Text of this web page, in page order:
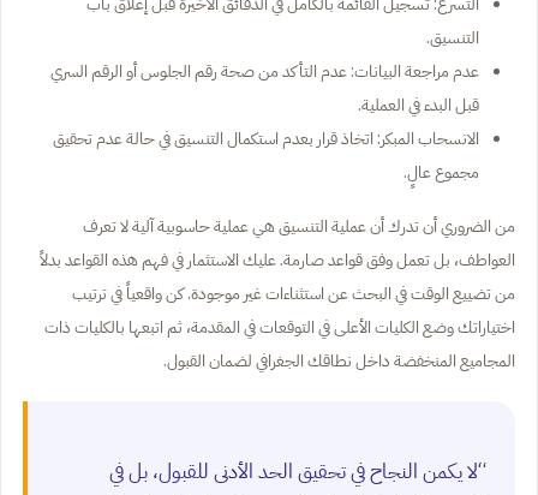
التنسيق.
عدم مراجعة البيانات: عدم التأكد من صحة رقم الجلوس أو الرقم السري
قبل البدء في العملية.
الانسحاب المبكر: اتخاذ قرار بعدم استكمال التنسيق في حالة عدم تحقيق
مجموع عالٍ.
من الضروري أن تدرك أن عملية التنسيق هي عملية حاسوبية آلية لا تعرف
العواطف، بل تعمل وفق قواعد صارمة. عليك الاستثمار في فهم هذه القواعد بدلاً
من تضييع الوقت في البحث عن استثناءات غير موجودة. كن واقعياً في ترتيب
اختياراتك وضع الكليات الأعلى في التوقعات في المقدمة، ثم اتبعها بالكليات ذات
المجاميع المنخفضة داخل نطاقك الجغرافي لضمان القبول.
“لا يكمن النجاح في تحقيق الحد الأدنى للقبول، بل في